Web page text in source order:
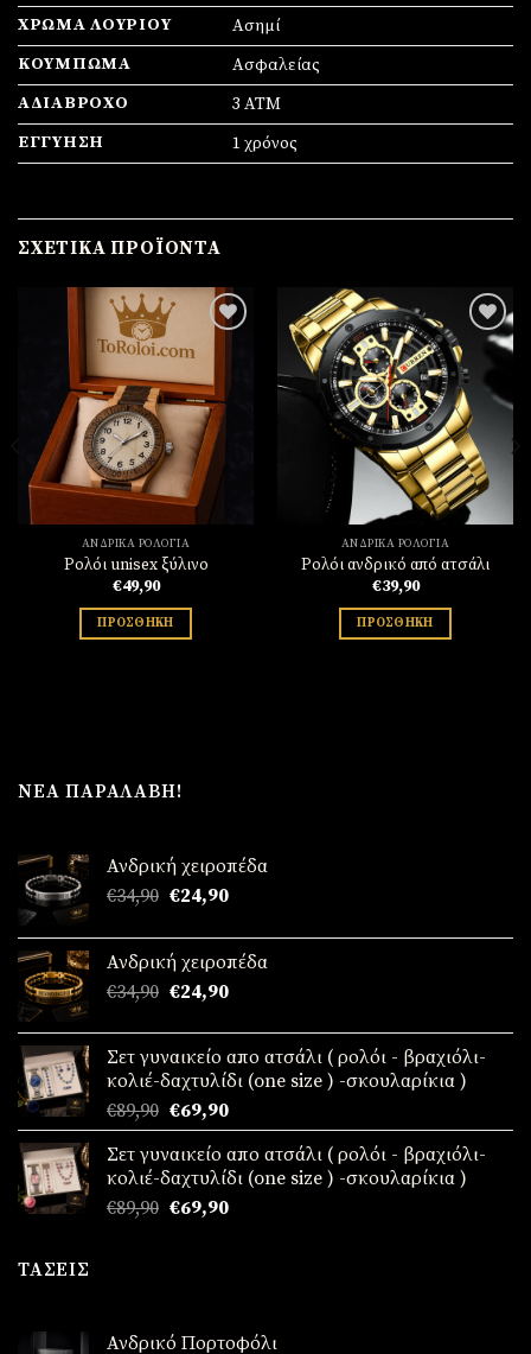
ΧΡΏΜΑ ΛΟΥΡΙΟΎ
Ασημί
ΚΟΎΜΠΩΜΑ
Ασφαλείας
ΑΔΙΆΒΡΟΧΟ
3 ATM
ΕΓΓΎΗΣΗ
1 χρόνος
ΣΧΕΤΙΚΆ ΠΡΟΪΌΝΤΑ
Πρόσθήκη
στην
λίστα
επιθυμιών
ΑΝΔΡΙΚΆ ΡΟΛΌΓΙΑ
Ρολόι unisex ξύλινο
€49,90
ΠΡΟΣΘΉΚΗ
Πρόσθήκη
στην
λίστα
επιθυμιών
ΑΝΔΡΙΚΆ ΡΟΛΌΓΙΑ
Ρολόι ανδρικό από ατσάλι
€39,90
ΠΡΟΣΘΉΚΗ
ΝΈΑ ΠΑΡΑΛΑΒΉ!
Ανδρική χειροπέδα
€34,90 Original
was:
€34,90.
€24,90Η
τιμή
είναι:
€24,90.
Ανδρική χειροπέδα
€34,90 Original
was:
€34,90.
€24,90Η
τιμή
είναι:
€24,90.
Σετ γυναικείο απο ατσάλι ( ρολόι - βραχιόλι-
κολιέ-δαχτυλίδι (one size ) -σκουλαρίκια )
€89,90 Original
price
was:
€89,90.
€69,90Η
τρέχουσα
τιμή
είναι:
€69,90.
Σετ γυναικείο απο ατσάλι ( ρολόι - βραχιόλι-
κολιέ-δαχτυλίδι (one size ) -σκουλαρίκια )
€89,90 Original
€69,90Η
ΤΆΣΕΙΣ
Ανδρικό Πορτοφόλι